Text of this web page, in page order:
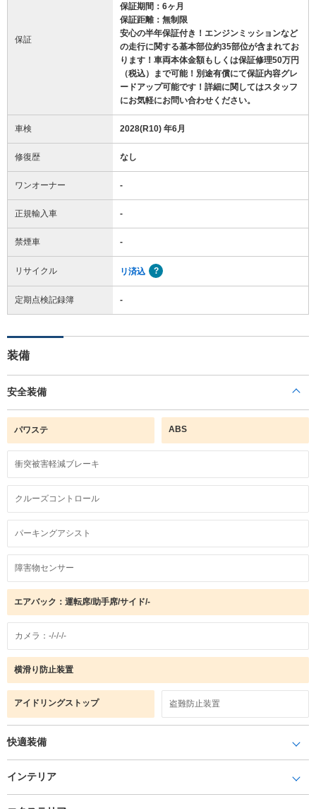
保証
保証期間：6ヶ月
保証距離：無制限
安心の半年保証付き！エンジンミッションなど
の走行に関する基本部位約35部位が含まれてお
ります！車両本体金額もしくは保証修理50万円
（税込）まで可能！別途有償にて保証内容グレ
ードアップ可能です！詳細に関してはスタッフ
にお気軽にお問い合わせください。
車検 2028(R10) 年6月
修復歴 なし
ワンオーナー -
正規輸入車 -
禁煙車 -
リサイクル リ済込
定期点検記録簿 -
装備
安全装備
パワステ ABS
衝突被害軽減ブレーキ
クルーズコントロール
パーキングアシスト
障害物センサー
エアバック：運転席/助手席/サイド/-
カメラ：-/-/-/-
横滑り防止装置
アイドリングストップ 盗難防止装置
快適装備
インテリア